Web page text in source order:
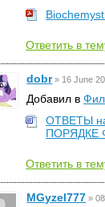
Ответить в
dobr» 16 June
Добавил в
ОТВЕТЫ
ПОРЯДКЕ
Ответить в
MGyzel777 »